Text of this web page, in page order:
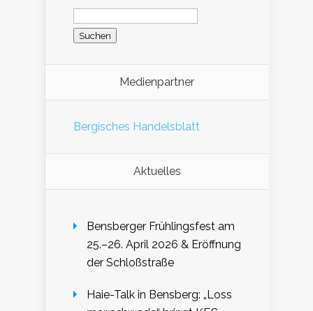
Suchen
Medienpartner
Bergisches Handelsblatt
Aktuelles
Bensberger Frühlingsfest am
25.–26. April 2026 & Eröffnung
der Schloßstraße
Haie-Talk in Bensberg: „Loss